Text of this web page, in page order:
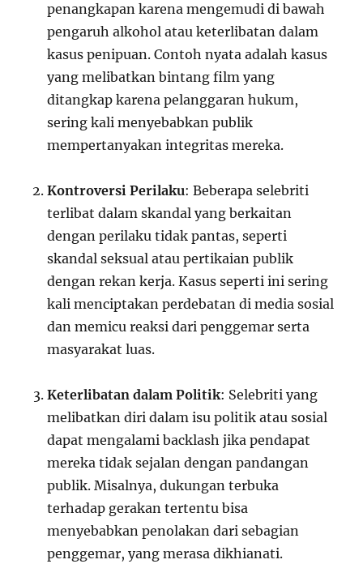
penangkapan karena mengemudi di bawah
pengaruh alkohol atau keterlibatan dalam
kasus penipuan. Contoh nyata adalah kasus
yang melibatkan bintang film yang
ditangkap karena pelanggaran hukum,
sering kali menyebabkan publik
mempertanyakan integritas mereka.
Kontroversi Perilaku: Beberapa selebriti
terlibat dalam skandal yang berkaitan
dengan perilaku tidak pantas, seperti
skandal seksual atau pertikaian publik
dengan rekan kerja. Kasus seperti ini sering
kali menciptakan perdebatan di media sosial
dan memicu reaksi dari penggemar serta
masyarakat luas.
Keterlibatan dalam Politik: Selebriti yang
melibatkan diri dalam isu politik atau sosial
dapat mengalami backlash jika pendapat
mereka tidak sejalan dengan pandangan
publik. Misalnya, dukungan terbuka
terhadap gerakan tertentu bisa
menyebabkan penolakan dari sebagian
penggemar, yang merasa dikhianati.